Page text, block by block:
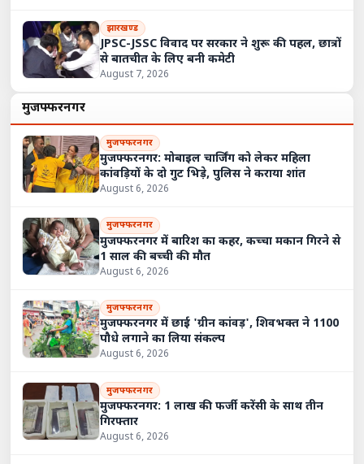
झारखण्ड
JPSC-JSSC विवाद पर सरकार ने शुरू की पहल, छात्रों
से बातचीत के लिए बनी कमेटी
August 7, 2026
मुजफ्फरनगर
मुजफ्फरनगर
मुजफ्फरनगर: मोबाइल चार्जिंग को लेकर महिला
कांवड़ियों के दो गुट भिड़े, पुलिस ने कराया शांत
August 6, 2026
मुजफ्फरनगर
मुजफ्फरनगर में बारिश का कहर, कच्चा मकान गिरने से
1 साल की बच्ची की मौत
August 6, 2026
मुजफ्फरनगर
मुजफ्फरनगर में छाई 'ग्रीन कांवड़', शिवभक्त ने 1100
पौधे लगाने का लिया संकल्प
August 6, 2026
मुजफ्फरनगर
मुजफ्फरनगर: 1 लाख की फर्जी करेंसी के साथ तीन
गिरफ्तार
August 6, 2026